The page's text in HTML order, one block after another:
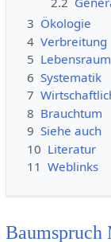
3 Ökologie
4 Verbreitung
5 Lebensraum
6 Systematik
7
8 Brauchtum
9 Siehe auch
10 Literatur
11 Weblinks
Baumspruch